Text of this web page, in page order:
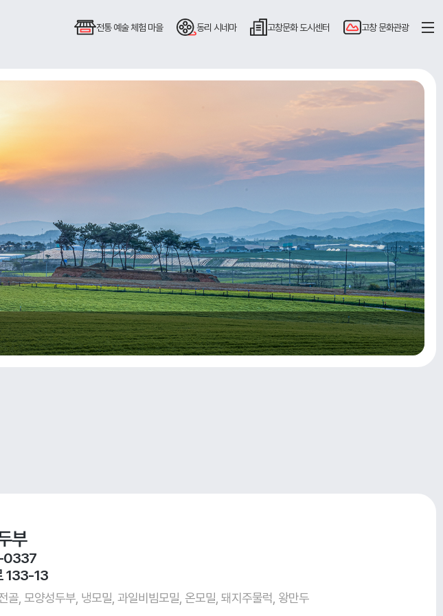
전통 예술체험 마을 동리 시네마 고창문화도시센터 고창문화관광
부
133-13
, 모양성두부, 냉모밀, 과일비빔모밀, 온모밀, 돼지주물럭, 왕만두